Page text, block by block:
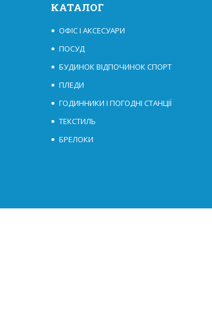
КАТАЛОГ
ОФІС І АКСЕСУАРИ
ПОСУД
БУДИНОК ВІДПОЧИНОК СПОРТ
ПЛЕДИ
ГОДИННИКИ І ПОГОДНІ СТАНЦІЇ
ТЕКСТИЛЬ
БРЕЛОКИ